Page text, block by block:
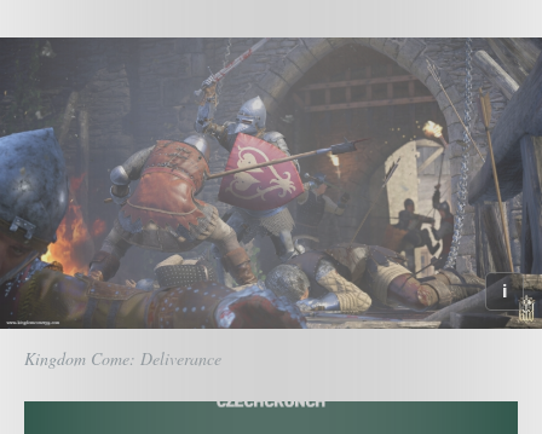
Kingdom Come: Deliverance